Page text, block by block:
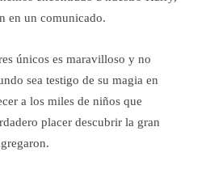
en un comunicado.
únicos es maravilloso y no
sea testigo de su magia en
a los miles de niños que
placer descubrir la gran